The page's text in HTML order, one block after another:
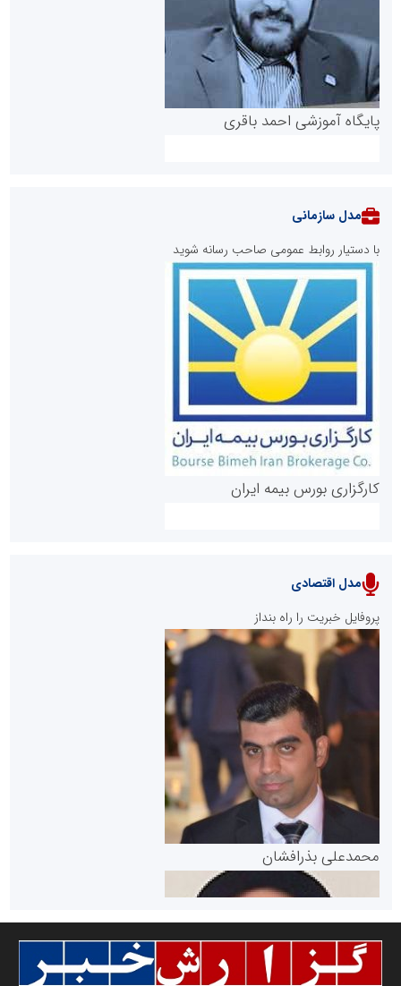
پایگاه آموزشی احمد باقری
روابط عمومی خبرگزاری گزارش خبر
پایگاه خبری نهضت ملی مسکن
پایگاه خبری گفتمان یزد
مدل سازمانی
با دستیار روابط عمومی صاحب رسانه شوید
کارگزاری بورس بیمه ایران
سازمان بورس و اوراق بهادار
مرجع اخبار موثق در بازارسرمایه
مدل اقتصادی
پروفایل خبریت را راه بنداز
محمدعلی بذرافشان